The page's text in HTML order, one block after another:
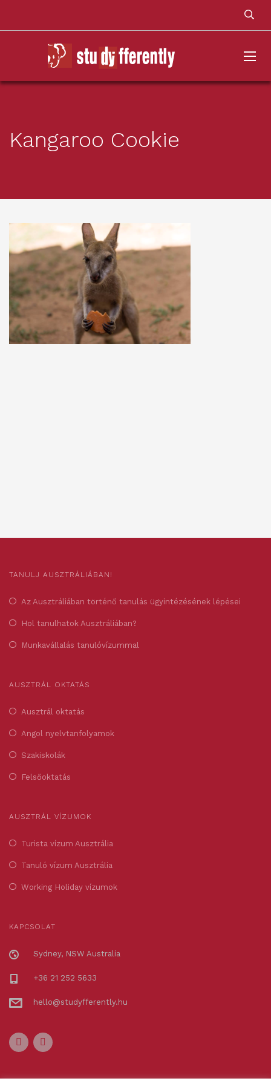
Kangaroo Cookie
TANULJ AUSZTRÁLIÁBAN!
Az Ausztráliában történő tanulás ügyintézésének lépései
Hol tanulhatok Ausztráliában?
Munkavállalás tanulóvízummal
AUSZTRÁL OKTATÁS
Ausztrál oktatás
Angol nyelvtanfolyamok
Szakiskolák
Felsőoktatás
AUSZTRÁL VÍZUMOK
Turista vízum Ausztrália
Tanuló vízum Ausztrália
Working Holiday vízumok
KAPCSOLAT
Sydney, NSW Australia
+36 21 252 5633
hello@studyfferently.hu